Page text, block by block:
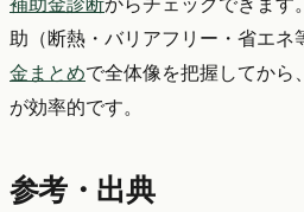
助（断熱・バリアフリー・省エネ
金まとめで全体像を把握してから
が効率的です。
参考・出典